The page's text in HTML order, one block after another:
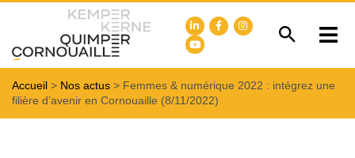
Accueil > Nos actus > Femmes & numérique 2022 : intégrez une
filière d’avenir en Cornouaille (8/11/2022)